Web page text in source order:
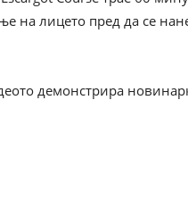
на лицето пред да се
демонстрира